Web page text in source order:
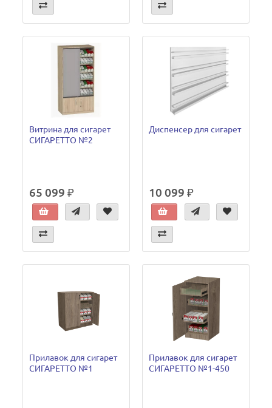
Витрина для сигарет
СИГАРЕТТО №2
65 099 ₽
Диспенсер для сигарет
10 099 ₽
Прилавок для сигарет
СИГАРЕТТО №1
Прилавок для сигарет
СИГАРЕТТО №1-450